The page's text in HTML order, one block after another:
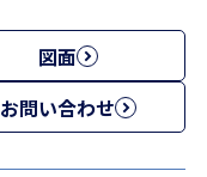
図面
お問い合わせ